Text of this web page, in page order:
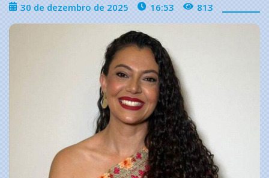
30 de dezembro de 2025 16:53 813